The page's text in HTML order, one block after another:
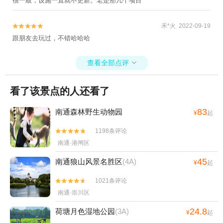

 禾*火 2022-09-19
跟朋友去玩过，不错哈哈哈
查看全部点评 
看了该景点的人还看了
南通森林野生动物园 ¥83起


1198条评论
南通·港闸区
南通狼山风景名胜区(4A) ¥45起


1021条评论
南通·崇川区
荷塘月色湿地公园(3A) ¥24.8起